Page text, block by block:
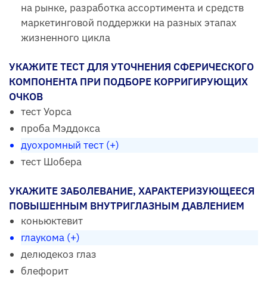
на рынке, разработка ассортимента и средств
маркетинговой поддержки на разных этапах
жизненного цикла
УКАЖИТЕ ТЕСТ ДЛЯ УТОЧНЕНИЯ СФЕРИЧЕСКОГО
КОМПОНЕНТА ПРИ ПОДБОРЕ КОРРИГИРУЮЩИХ
ОЧКОВ
тест Уорса
проба Мэддокса
дуохромный тест (+)
тест Шобера
УКАЖИТЕ ЗАБОЛЕВАНИЕ, ХАРАКТЕРИЗУЮЩЕЕСЯ
ПОВЫШЕННЫМ ВНУТРИГЛАЗНЫМ ДАВЛЕНИЕМ
коньюктевит
глаукома (+)
делюдекоз глаз
блефорит